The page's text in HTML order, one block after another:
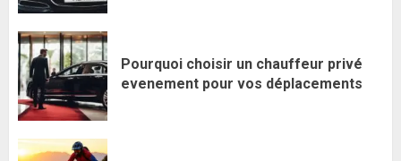
Pourquoi choisir un chauffeur privé
evenement pour vos déplacements